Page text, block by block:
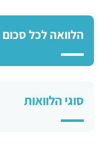
הלוואה לכל סכום
סוגי הלוואות